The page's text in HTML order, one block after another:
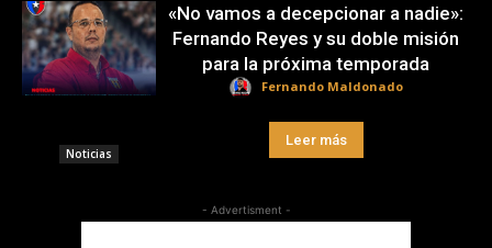
Noticias
«No vamos a decepcionar a nadie»:
Fernando Reyes y su doble misión
para la próxima temporada
Fernando Maldonado
Leer más
- Advertisment -